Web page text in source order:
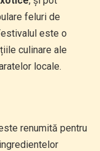
feluri de
este o
culinare ale
locale.
renumită pentru